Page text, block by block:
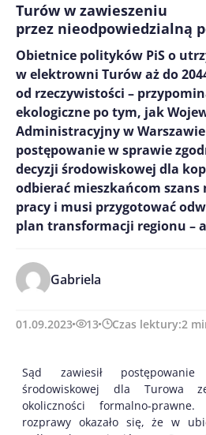
Turów w zawieszeniu
przez nieodpowiedzialną
Obietnice polityków PiS o
w elektrowni Turów aż do
od rzeczywistości –
ekologiczne po tym, jak
Administracyjny w Warszawie
postępowanie w sprawie
decyzji środowiskowej dla
odbierać mieszkańcom szans
pracy i musi przygotować
plan transformacji regionu –
Gabriela
01.09.2023 13 Czas lektury:2
Sąd zawiesił
środowiskowej dla Turowa
okoliczności formalno-
rozprawy okazało się, że w